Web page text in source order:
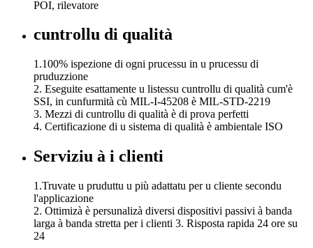
POI, rilevatore
cuntrollu di qualità
1.100% ispezione di ogni prucessu in u prucessu di
pruduzzione
2. Eseguite esattamente u listessu cuntrollu di qualità cum'è
SSI, in cunfurmità cù MIL-I-45208 è MIL-STD-2219
3. Mezzi di cuntrollu di qualità è di prova perfetti
4. Certificazione di u sistema di qualità è ambientale ISO
Serviziu à i clienti
1.Truvate u pruduttu u più adattatu per u cliente secondu
l'applicazione
2. Ottimizà è persunalizà diversi dispositivi passivi à banda
larga à banda stretta per i clienti 3. Risposta rapida 24 ore su
24